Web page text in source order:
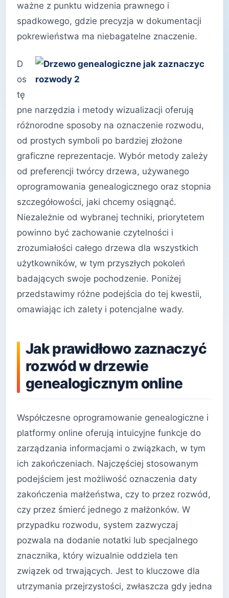
ważne z punktu widzenia prawnego i
spadkowego, gdzie precyzja w dokumentacji
pokrewieństwa ma niebagatelne znaczenie.
D
os
tę
pne narzędzia i metody wizualizacji oferują
różnorodne sposoby na oznaczenie rozwodu,
od prostych symboli po bardziej złożone
graficzne reprezentacje. Wybór metody zależy
od preferencji twórcy drzewa, używanego
oprogramowania genealogicznego oraz stopnia
szczegółowości, jaki chcemy osiągnąć.
Niezależnie od wybranej techniki, priorytetem
powinno być zachowanie czytelności i
zrozumiałości całego drzewa dla wszystkich
użytkowników, w tym przyszłych pokoleń
badających swoje pochodzenie. Poniżej
przedstawimy różne podejścia do tej kwestii,
omawiając ich zalety i potencjalne wady.
Jak prawidłowo zaznaczyć
rozwód w drzewie
genealogicznym online
Współczesne oprogramowanie genealogiczne i
platformy online oferują intuicyjne funkcje do
zarządzania informacjami o związkach, w tym
ich zakończeniach. Najczęściej stosowanym
podejściem jest możliwość oznaczenia daty
zakończenia małżeństwa, czy to przez rozwód,
czy przez śmierć jednego z małżonków. W
przypadku rozwodu, system zazwyczaj
pozwala na dodanie notatki lub specjalnego
znacznika, który wizualnie oddziela ten
związek od trwających. Jest to kluczowe dla
utrzymania przejrzystości, zwłaszcza gdy jedna